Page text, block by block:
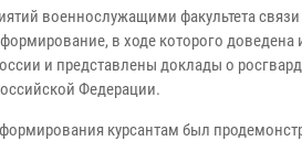
военнослужащими факультета
в ходе которого доведена
и представлены доклады о
Федерации.
курсантам был